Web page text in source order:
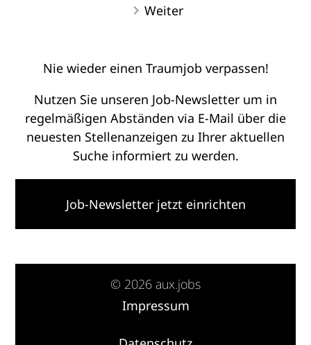
Weiter
Nie wieder einen Traumjob verpassen!
Nutzen Sie unseren Job-Newsletter um in
regelmäßigen Abständen via E-Mail über die
neuesten Stellenanzeigen zu Ihrer aktuellen
Suche informiert zu werden.
Job-Newsletter jetzt einrichten
© 2026 aux.jobs
Impressum